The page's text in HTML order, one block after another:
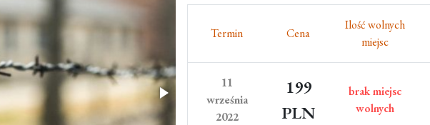
Termin Cena
Ilość wolnych
miejsc
11
września
2022
199
PLN
brak miejsc
wolnych